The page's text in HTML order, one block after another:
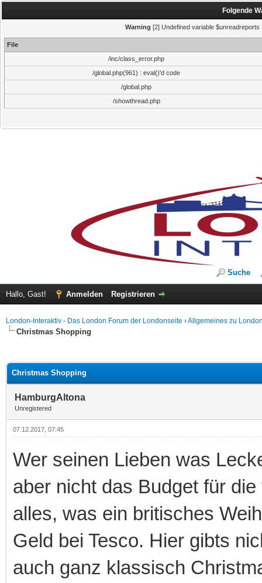
Folgende
Warning [2] Undefined variable
File
/inc/class_error.php
/global.php(961) : eval()'d code
/global.php
/showthread.php
Suche
Hallo, Gast! Anmelden Registrieren
London-Interaktiv - Das London Forum der Londonseite ›Allgemeines zu
Christmas Shopping
Christmas Shopping
HamburgAltona
Unregistered
07.12.2017, 07:45
Wer seinen Lieben was
aber nicht das Budget für
alles, was ein britisches
Geld bei Tesco. Hier gibts
auch ganz klassisch